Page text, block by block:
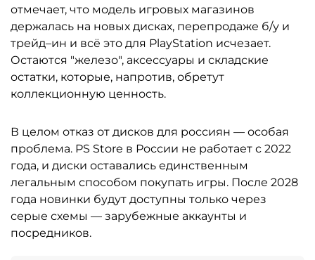
отмечает, что модель игровых магазинов
держалась на новых дисках, перепродаже б/у и
трейд–ин и всё это для PlayStation исчезает.
Остаются "железо", аксессуары и складские
остатки, которые, напротив, обретут
коллекционную ценность.
В целом отказ от дисков для россиян — особая
проблема. PS Store в России не работает с 2022
года, и диски оставались единственным
легальным способом покупать игры. После 2028
года новинки будут доступны только через
серые схемы — зарубежные аккаунты и
посредников.